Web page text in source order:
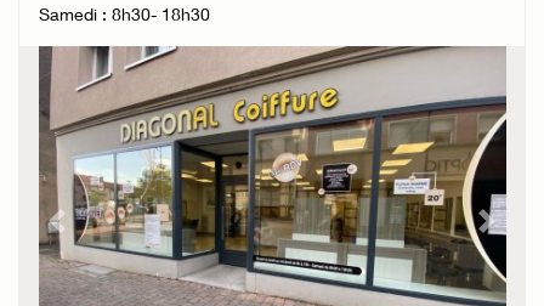
Samedi : 8h30- 18h30
Previous Next